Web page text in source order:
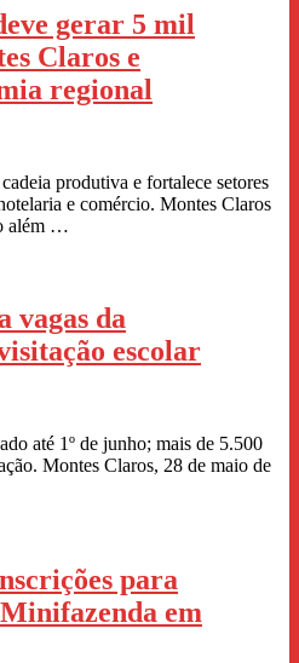
gerar 5 mil
Claros e
regional
produtiva e fortalece setores
e comércio. Montes Claros
além …
vagas da
escolar
até 1º de junho; mais de 5.500
Montes Claros, 28 de maio de
para
em